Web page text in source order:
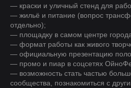
— краски и уличный стенд для
— жильё и питание (вопрос
отдельно);
— площадку в самом центре
— формат работы как живого
— официальную презентацию
— промо и пиар в соцсетях
— возможность стать частью
сообщества, познакомиться с